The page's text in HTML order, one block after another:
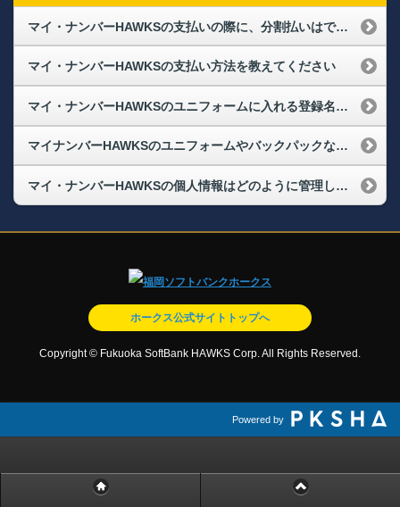
マイ・ナンバーHAWKSの支払いの際に、分割払いはできますか？
マイ・ナンバーHAWKSの支払い方法を教えてください
マイ・ナンバーHAWKSのユニフォームに入れる登録名に規定はありますか？
マイナンバーHAWKSのユニフォームやバックパックなどを複数枚購入したけれど、到着は一緒ですか？
マイ・ナンバーHAWKSの個人情報はどのように管理しているのですか？
ホークス公式サイトトップへ
Copyright © Fukuoka SoftBank HAWKS Corp. All Rights Reserved.
Powered by